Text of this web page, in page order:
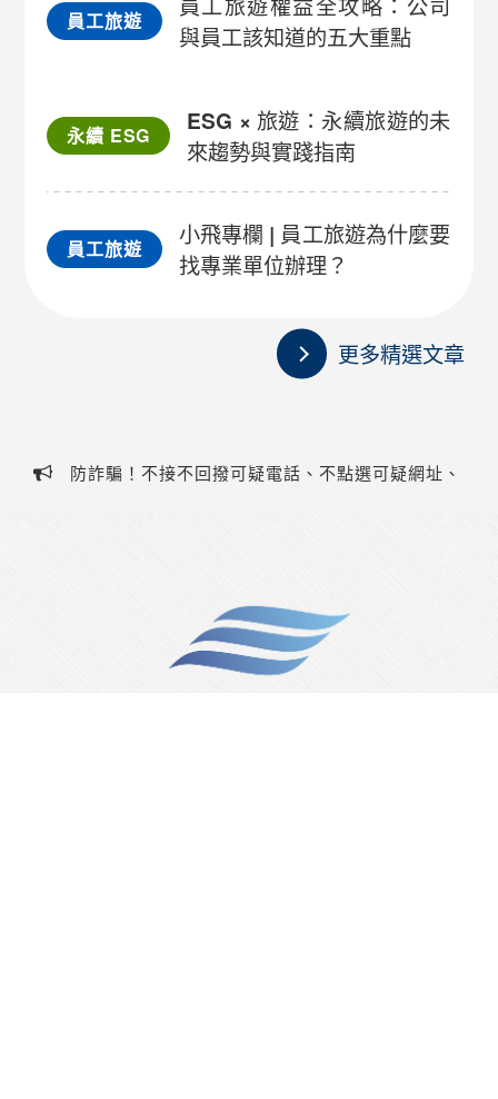
員工旅遊
與員工該知道的五大重點
永續 ESG
ESG × 旅遊：永續旅遊的未
來趨勢與實踐指南
員工旅遊
小飛專欄 | 員工旅遊為什麼要
找專業單位辦理？
更多精選文章
防詐騙！不接不回撥可疑電話、不點選可疑網址、
打客服電話(07)323-1588或防詐騙專線165！